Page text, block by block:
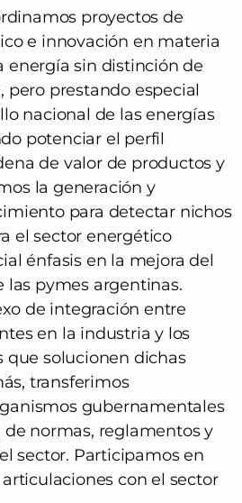
proyectos de
e innovación en materia
energía sin distinción de
pero prestando especial
nacional de las energías
potenciar el perfil
de valor de productos y
la generación y
para detectar nichos
el sector energético
énfasis en la mejora del
las pymes argentinas.
de integración entre
en la industria y los
que solucionen dichas
transferimos
gubernamentales
de normas, reglamentos y
sector. Participamos en
con el sector